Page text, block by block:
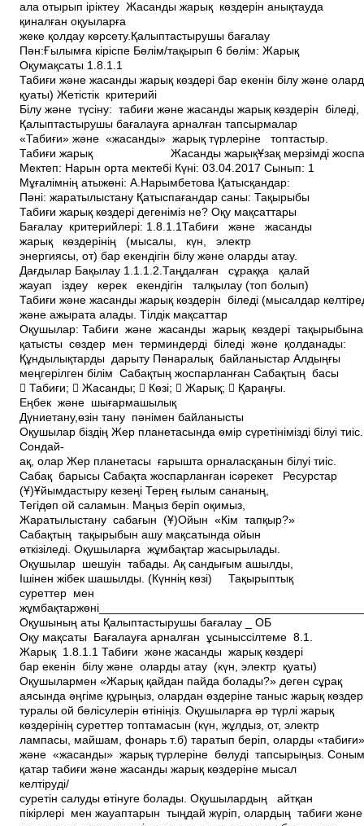
ала отырып іріктеу Жасанды жарық көздерін анықтауда
қиналған оқуыларға
жеке қолдау көрсету.Қалыптастырушы бағалау
Пән:Ғылымға кіріспе Бөлім/тақырып 6 бөлім: Жарық
Оқумақсаты 1.8.1.1
Табиғи және жасанды жарық көздері бар екенін білу және
қуаты) Жетістік критерийі
Білу және түсіну: табиғи және жасанды жарық көздерін
Қалыптастырушы бағалауға арналған тапсырмалар
«Табиғи» және «жасанды» жарық түрлеріне топтастыр.
Табиғи жарық Жасанды жарықҰзақ мерзімді жоспар
Мектеп: Нарын орта мектебі Күні: 03.04.2017 Сынып: 1
Мұғалімнің аты­жөні: А.Нарымбетова Қатысқандар:
Пәні: жаратылыстану Қатыспағандар саны: Тақырыбы
Табиғи жарық көздері дегеніміз не? Оқу мақсаттары
Бағалау критерийлері: 1.8.1.1Табиғи және жасанды
жарық көздерінің (мысалы, күн, электр
энергиясы, от) бар екендігін білу және оларды атау.
Дағдылар Бақылау 1.1.1.2.Таңдалған сұраққа қалай
жауап іздеу керек екендігін талқылау (топ болып)
Табиғи және жасанды жарық көздерін біледі (мысалдар
және ажырата алады. Тілдік мақсаттар
Оқушылар: Табиғи және жасанды жарық көздері
қатысты сөздер мен терминдерді біледі және қолданады:
Құндылықтарды дарыту Пәнаралық байланыстар Алдыңғы
меңгерілген білім Сабақтың жоспарланған Сабақтың басы
 Табиғи;  Жасанды;  Көзі;  Жарық;  Қараңғы.
Еңбек және шығармашылық
Дүниетану,өзін тану пәнімен байланысты
Оқушылар біздің Жер планетасында өмір сүретінімізді білуі
Сондай­
ақ, олар Жер планетасы ғарышта орналасқанын білуі тиіс.
Сабақ барысы Сабақта жоспарланған іс­әрекет Ресурстар
(Ұ)Ұйымдастыру кезеңі Терең ғылым сананың,
Тегідөп ой саламын. Маңыз беріп оқимыз,
Жаратылыстану сабағын (Ұ)Ойын «Кім тапқыр?»
Сабақтың тақырыбын ашу мақсатында ойын
өткізіледі. Оқушыларға жұмбақтар жасырылады.
Оқушылар шешуін табады. Ақ сандығым ашылды,
Ішінен жібек шашылды. (Күннің көзі) Тақырыптық
суреттер мен
Оқушының аты­ Қалыптастырушы бағалау _ ОБ
Оқу мақсаты Бағалауға арналған ұсыныссілтеме 8.1.
Жарық 1.8.1.1 Табиғи және жасанды жарық көздері
бар екенін білу және оларды атау (күн, электр қуаты)
Оқушылармен «Жарық қайдан пайда болады?» деген сұрақ
аясында әңгіме құрыңыз, олардан өздеріне таныс жарық
туралы ой бөлісулерін өтініңіз. Оқушыларға әр түрлі жарық
көздерінің суреттер топтамасын (күн, жұлдыз, от, электр
лампасы, майшам, фонарь т.б) таратып беріп, оларды
және «жасанды» жарық түрлеріне бөлуді тапсырыңыз.
қатар табиғи және жасанды жарық көздеріне мысал
келтіруді/
суретін салуды өтінуге болады. Оқушылардың айтқан
пікірлері мен жауаптарын тыңдай жүріп, олардың табиғи